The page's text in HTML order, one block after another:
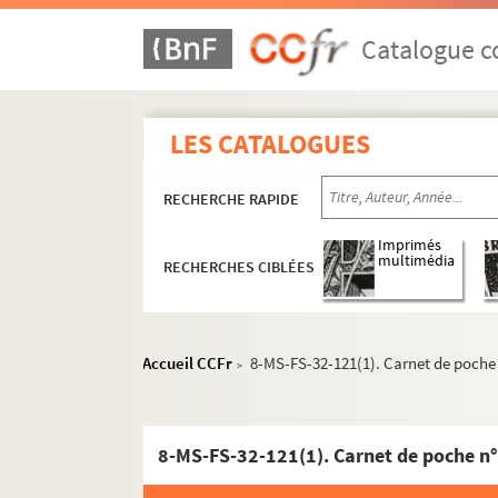
Catalogue
LES CATALOGUES
RECHERCHE RAPIDE
RECHERCHES CIBLÉES
Imprimés
multimédia
Accueil CCFr > 8-MS-FS-32-121(1). Carnet de poche
8-MS-FS-32-121(1). Carnet de poche
Cantate du Prix du Rome : Didon (1887)
La vie du poète (1888)
Le couronnement de la Muse (1897)
Impression de voyage : Munich (1910)
Mémoires
Eros